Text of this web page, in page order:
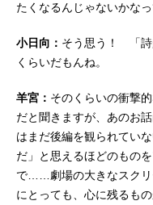
たくなるんじゃないかなっ
小日向： そう思う！ 「詩
くらいだもんね。
羊宮： そのくらいの衝撃
だと聞きますが、あのお
はまだ後編を観られてい
だ」と思えるほどのもの
で……劇場の大きなスクリ
にとっても、心に残るも